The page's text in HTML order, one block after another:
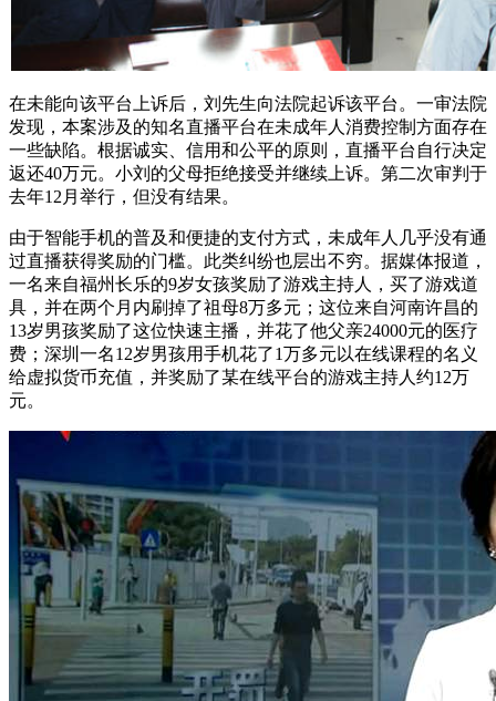
在未能向该平台上诉后，刘先生向法院起诉该平台。一审法院
发现，本案涉及的知名直播平台在未成年人消费控制方面存在
一些缺陷。根据诚实、信用和公平的原则，直播平台自行决定
返还40万元。小刘的父母拒绝接受并继续上诉。第二次审判于
去年12月举行，但没有结果。
由于智能手机的普及和便捷的支付方式，未成年人几乎没有通
过直播获得奖励的门槛。此类纠纷也层出不穷。据媒体报道，
一名来自福州长乐的9岁女孩奖励了游戏主持人，买了游戏道
具，并在两个月内刷掉了祖母8万多元；这位来自河南许昌的
13岁男孩奖励了这位快速主播，并花了他父亲24000元的医疗
费；深圳一名12岁男孩用手机花了1万多元以在线课程的名义
给虚拟货币充值，并奖励了某在线平台的游戏主持人约12万
元。